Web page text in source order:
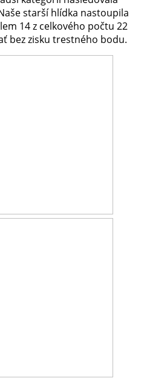
starší hlídka nastoupila
14 z celkového počtu 22
bez zisku trestného bodu.